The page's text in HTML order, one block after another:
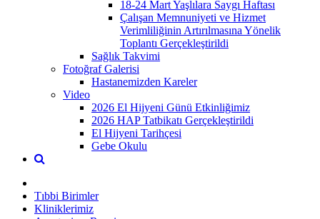
18-24 Mart Yaşlılara Saygı Haftası
Çalışan Memnuniyeti ve Hizmet
Verimliliğinin Artırılmasına Yönelik
Toplantı Gerçekleştirildi
Sağlık Takvimi
Fotoğraf Galerisi
Hastanemizden Kareler
Video
2026 El Hijyeni Günü Etkinliğimiz
2026 HAP Tatbikatı Gerçekleştirildi
El Hijyeni Tarihçesi
Gebe Okulu
Tıbbi Birimler
Kliniklerimiz